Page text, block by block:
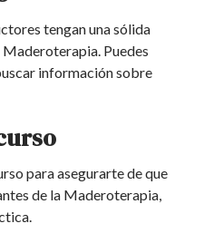
tengan una sólida
Puedes
información sobre
para asegurarte de que
de la Maderoterapia,